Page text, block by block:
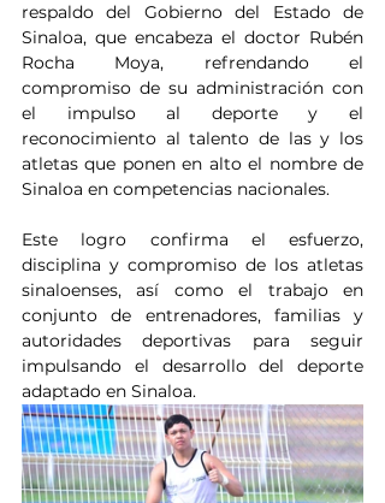
respaldo del Gobierno del Estado de
Sinaloa, que encabeza el doctor Rubén
Rocha Moya, refrendando el
compromiso de su administración con
el impulso al deporte y el
reconocimiento al talento de las y los
atletas que ponen en alto el nombre de
Sinaloa en competencias nacionales.
Este logro confirma el esfuerzo,
disciplina y compromiso de los atletas
sinaloenses, así como el trabajo en
conjunto de entrenadores, familias y
autoridades deportivas para seguir
impulsando el desarrollo del deporte
adaptado en Sinaloa.